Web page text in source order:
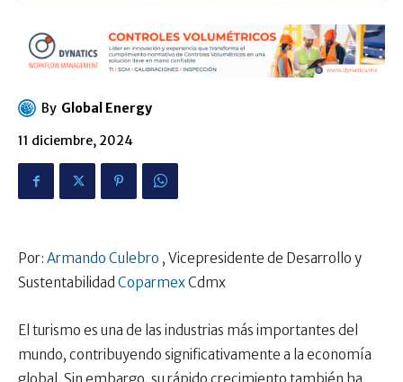
By Global Energy
11 diciembre, 2024
Por: Armando Culebro , Vicepresidente de Desarrollo y
Sustentabilidad CoparmexCdmx
El turismo es una de las industrias más importantes del
mundo, contribuyendo significativamente a la economía